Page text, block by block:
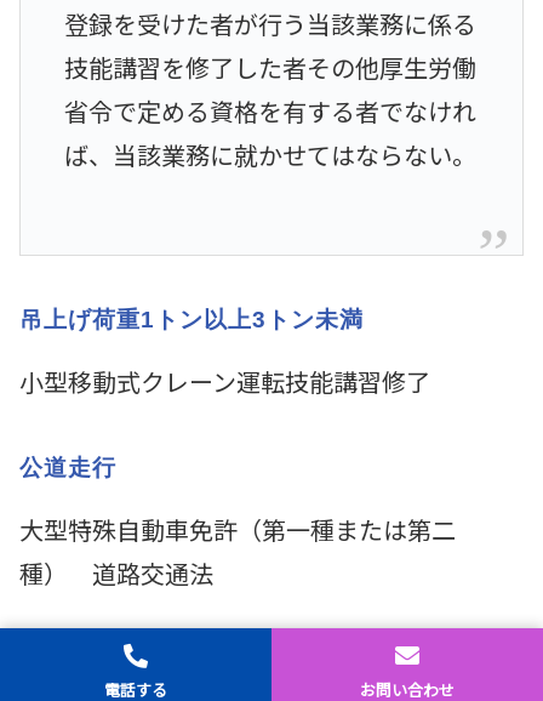
電話する お問い合わせ
登録を受けた者が行う当該業務に係る
技能講習を修了した者その他厚生労働
省令で定める資格を有する者でなけれ
ば、当該業務に就かせてはならない。
吊上げ荷重1トン以上3トン未満
小型移動式クレーン運転技能講習修了
公道走行
大型特殊自動車免許（第一種または第二
種） 道路交通法
特殊車両通行
トップ サイドバー